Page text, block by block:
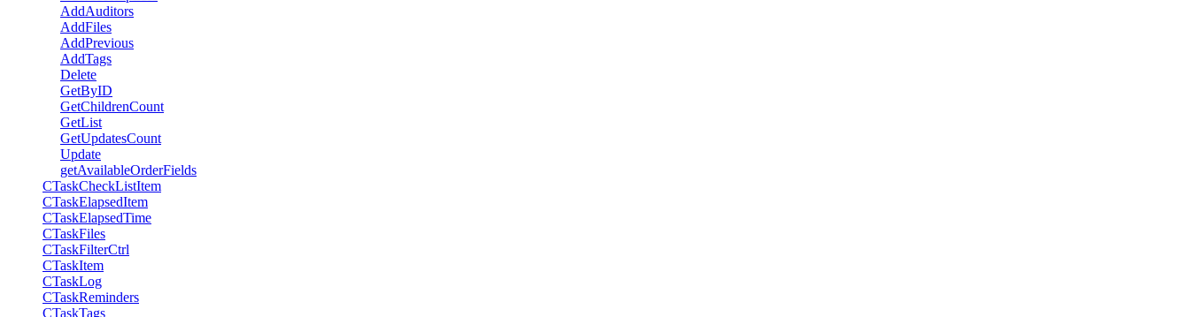
AddAuditors
AddFiles
AddPrevious
AddTags
Delete
GetByID
GetChildrenCount
GetList
GetUpdatesCount
Update
getAvailableOrderFields
CTaskCheckListItem
CTaskElapsedItem
CTaskElapsedTime
CTaskFiles
CTaskFilterCtrl
CTaskItem
CTaskLog
CTaskReminders
CTaskTags